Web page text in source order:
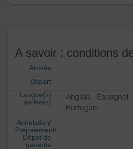
A savoir : conditions
Arrivée
Départ
Langue(s)
parlée(s)
Anglais Espagnol
Portugais
Annulation/
Prépaiement/
Dépot de
garantie